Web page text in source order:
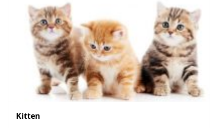
Kitten